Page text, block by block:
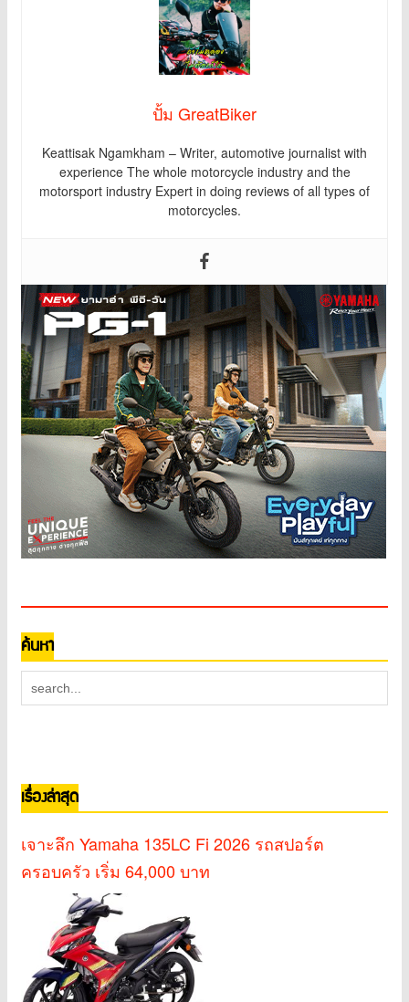
ปั้ม GreatBiker
Keattisak Ngamkham – Writer, automotive journalist with
experience The whole motorcycle industry and the
motorsport industry Expert in doing reviews of all types of
motorcycles.
ค้นหา
เรื่องล่าสุด
เจาะลึก Yamaha 135LC Fi 2026 รถสปอร์ต
ครอบครัว เริ่ม 64,000 บาท